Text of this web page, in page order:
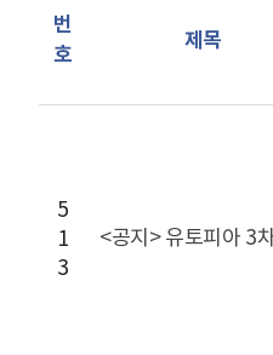
번
호
제목
5
1
3